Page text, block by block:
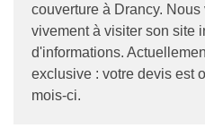
couverture à Drancy.
vivement à visiter son site
d'informations.
exclusive : votre devis est
mois-ci.